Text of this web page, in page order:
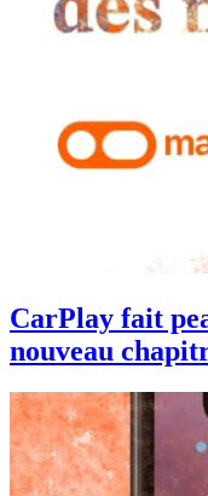
CarPlay fait
nouveau